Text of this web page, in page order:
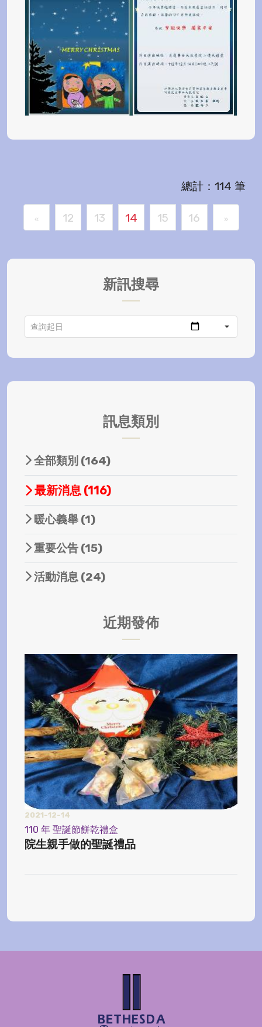
新訊搜尋
訊息類別
全部類別 (164)
最新消息 (116)
暖心義舉 (1)
重要公告 (15)
活動消息 (24)
近期發佈
2021-12-14
110 年 聖誕節餅乾禮盒
院生親手做的聖誕禮品
總計：114 筆
« 12 13 14 15 16 »